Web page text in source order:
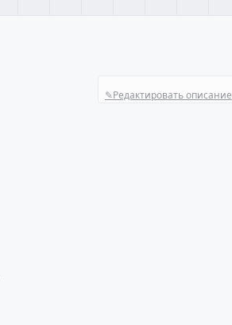
✎Редактировать описание